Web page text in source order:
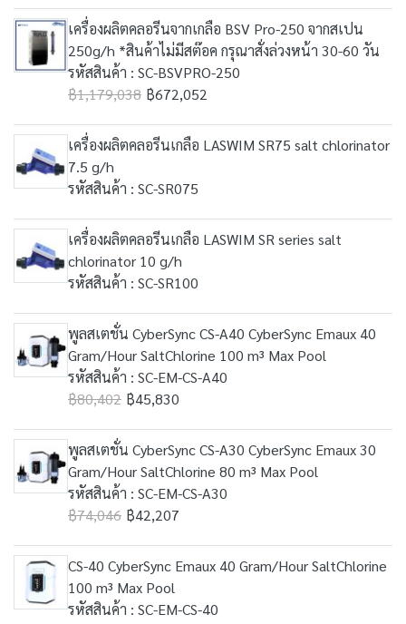
เครื่องผลิตคลอรีนจากเกลือ BSV Pro-250 จากสเปน
250g/h *สินค้าไม่มีสต๊อค กรุณาสั่งล่วงหน้า 30-60 วัน
รหัสสินค้า : SC-BSVPRO-250
฿1,179,038 ฿672,052
เครื่องผลิตคลอรีนเกลือ LASWIM SR75 salt chlorinator
7.5 g/h
รหัสสินค้า : SC-SR075
เครื่องผลิตคลอรีนเกลือ LASWIM SR series salt
chlorinator 10 g/h
รหัสสินค้า : SC-SR100
พูลสเตชั่น CyberSync CS-A40 CyberSync Emaux 40
Gram/Hour SaltChlorine 100 m³ Max Pool
รหัสสินค้า : SC-EM-CS-A40
฿80,402 ฿45,830
พูลสเตชั่น CyberSync CS-A30 CyberSync Emaux 30
Gram/Hour SaltChlorine 80 m³ Max Pool
รหัสสินค้า : SC-EM-CS-A30
฿74,046 ฿42,207
CS-40 CyberSync Emaux 40 Gram/Hour SaltChlorine
100 m³ Max Pool
รหัสสินค้า : SC-EM-CS-40